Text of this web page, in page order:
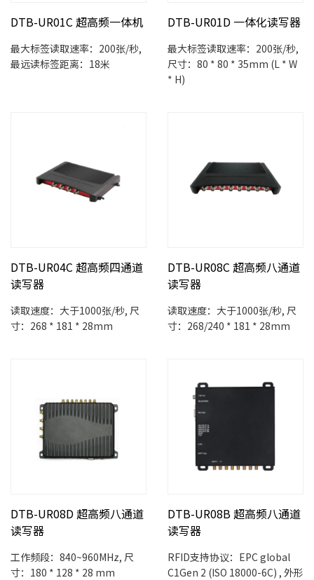
DTB-UR01C 超高频一体机
最大标签读取速率：200张/秒,
最远读标签距离：18米
DTB-UR01D 一体化读写器
最大标签读取速率：200张/秒,
尺寸：80 * 80 * 35mm (L * W
* H)
DTB-UR04C 超高频四通道
读写器
读取速度：大于1000张/秒, 尺
寸：268 * 181 * 28mm
DTB-UR08C 超高频八通道
读写器
读取速度：大于1000张/秒, 尺
寸：268/240 * 181 * 28mm
DTB-UR08D 超高频八通道
读写器
工作频段：840~960MHz, 尺
寸：180 * 128 * 28 mm
DTB-UR08B 超高频八通道
读写器
RFID支持协议：EPC global
C1Gen 2 (ISO 18000-6C) , 外形